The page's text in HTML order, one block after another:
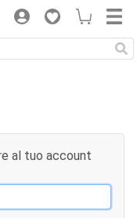
al tuo account